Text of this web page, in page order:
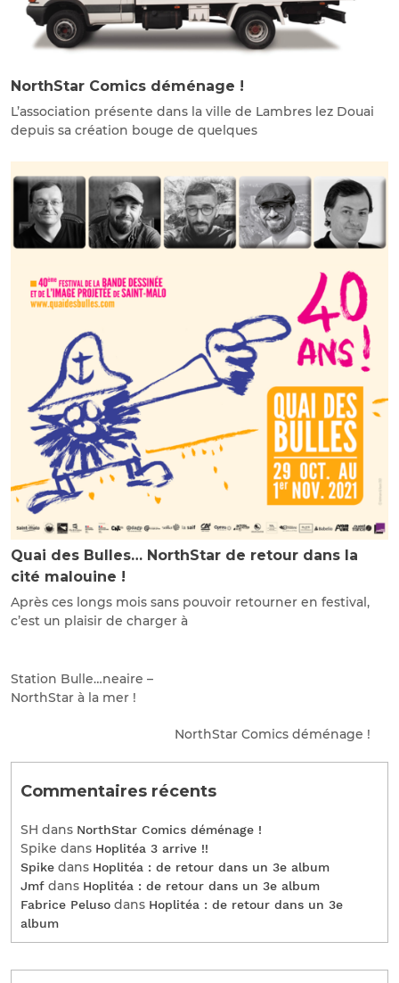
NorthStar Comics déménage !
L’association présente dans la ville de Lambres lez Douai
depuis sa création bouge de quelques
Quai des Bulles… NorthStar de retour dans la
cité malouine !
Après ces longs mois sans pouvoir retourner en festival,
c’est un plaisir de charger à
Station Bulle…neaire –
NorthStar à la mer !
NorthStar Comics déménage !
Commentaires récents
SH dans NorthStar Comics déménage !
Spike dans Hoplitéa 3 arrive !!
Spike dans Hoplitéa : de retour dans un 3e album
Jmf dans Hoplitéa : de retour dans un 3e album
Fabrice Peluso dans Hoplitéa : de retour dans un 3e
album